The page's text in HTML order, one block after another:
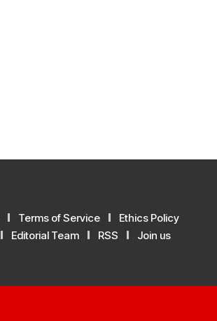
Terms of Service
Ethics Policy
Editorial Team RSS Join us